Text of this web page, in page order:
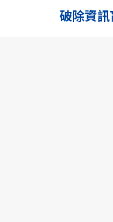
破除資訊